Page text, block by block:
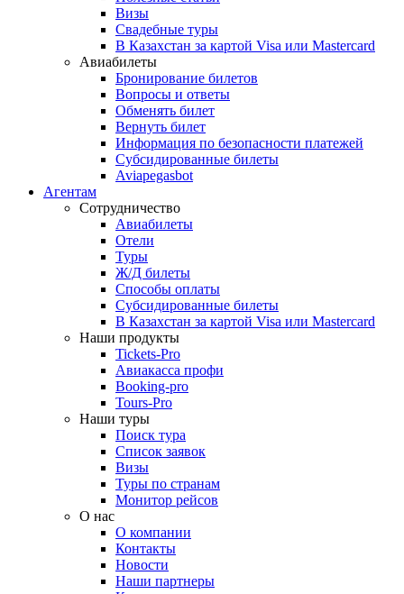
Визы
Свадебные туры
В Казахстан за картой Visa или Masterсard
Авиабилеты
Бронирование билетов
Вопросы и ответы
Обменять билет
Вернуть билет
Информация по безопасности платежей
Субсидированные билеты
Aviapegasbot
Агентам
Сотрудничество
Авиабилеты
Отели
Туры
Ж/Д билеты
Способы оплаты
Субсидированные билеты
В Казахстан за картой Visa или Masterсard
Наши продукты
Tickets-Pro
Авиакасса профи
Booking-pro
Tours-Pro
Наши туры
Поиск тура
Список заявок
Визы
Туры по странам
Монитор рейсов
О нас
О компании
Контакты
Новости
Наши партнеры